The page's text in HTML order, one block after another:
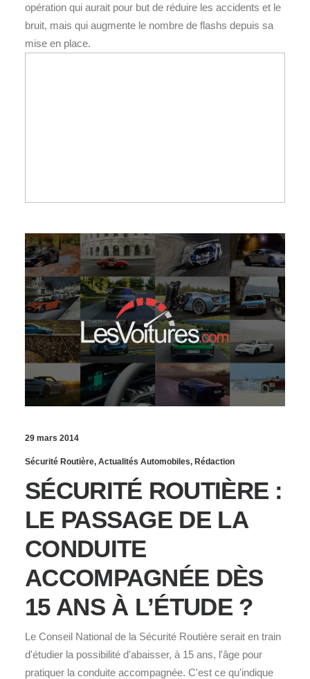
opération qui aurait pour but de réduire les accidents et le
bruit, mais qui augmente le nombre de flashs depuis sa
mise en place.
29 mars 2014
Sécurité Routière, Actualités Automobiles, Rédaction
SÉCURITÉ ROUTIÈRE :
LE PASSAGE DE LA
CONDUITE
ACCOMPAGNÉE DÈS
15 ANS À L’ÉTUDE ?
Le Conseil National de la Sécurité Routière serait en train
d'étudier la possibilité d'abaisser, à 15 ans, l'âge pour
pratiquer la conduite accompagnée. C'est ce qu'indique